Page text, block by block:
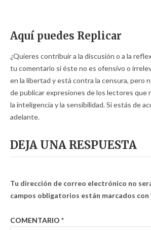
Aquí puedes Replicar
¿Quieres contribuir a la discusión o a la
tu comentario si éste no es ofensivo o
en la libertad y está contra la censura, pero
de publicar expresiones de los lectores que
la inteligencia y la sensibilidad. Si estás de
adelante.
DEJA UNA RESPUESTA
Tu dirección de correo electrónico no
campos obligatorios están marcados con
COMENTARIO *